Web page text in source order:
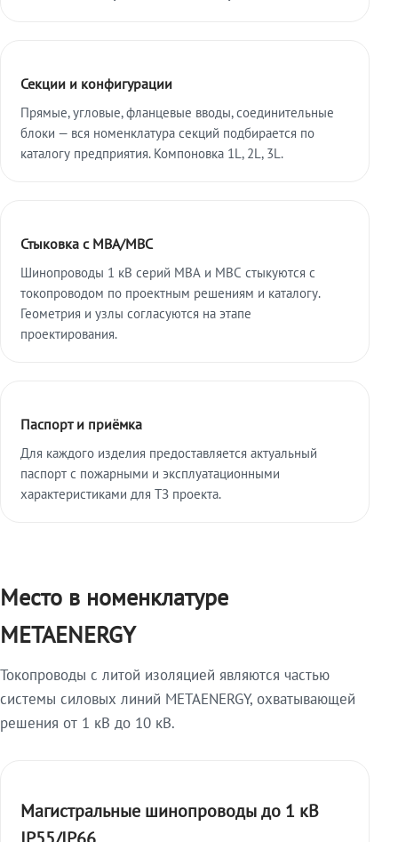
Секции и конфигурации
Прямые, угловые, фланцевые вводы, соединительные
блоки — вся номенклатура секций подбирается по
каталогу предприятия. Компоновка 1L, 2L, 3L.
Стыковка с МВА/МВС
Шинопроводы 1 кВ серий МВА и МВС стыкуются с
токопроводом по проектным решениям и каталогу.
Геометрия и узлы согласуются на этапе
проектирования.
Паспорт и приёмка
Для каждого изделия предоставляется актуальный
паспорт с пожарными и эксплуатационными
характеристиками для ТЗ проекта.
Место в номенклатуре
METAENERGY
Токопроводы с литой изоляцией являются частью
системы силовых линий METAENERGY, охватывающей
решения от 1 кВ до 10 кВ.
Магистральные шинопроводы до 1 кВ